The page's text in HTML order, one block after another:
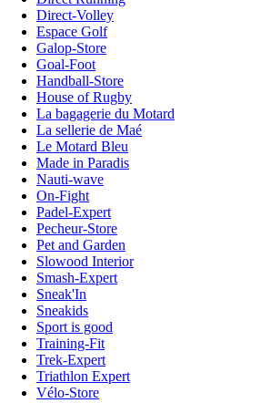
Direct-Volley
Espace Golf
Galop-Store
Goal-Foot
Handball-Store
House of Rugby
La bagagerie du Motard
La sellerie de Maé
Le Motard Bleu
Made in Paradis
Nauti-wave
On-Fight
Padel-Expert
Pecheur-Store
Pet and Garden
Slowood Interior
Smash-Expert
Sneak'In
Sneakids
Sport is good
Training-Fit
Trek-Expert
Triathlon Expert
Vélo-Store